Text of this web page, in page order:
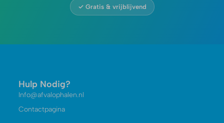
✓ Gratis & vrijblijvend
Hulp Nodig?
Info@afvalophalen.nl
Contactpagina